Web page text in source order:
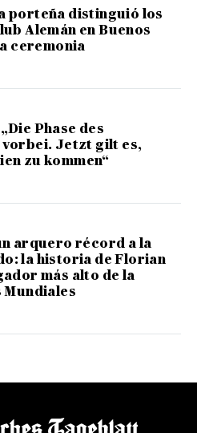
porteña distinguió los
Alemán en Buenos
ceremonia
Phase des
Jetzt gilt es,
zu kommen“
arquero récord a la
la historia de Florian
más alto de la